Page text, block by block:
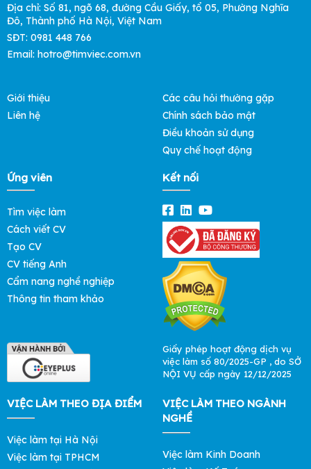
Địa chỉ: Số 81, ngõ 68, đường Cầu Giấy, tổ 05, Phường Nghĩa
Đô, Thành phố Hà Nội, Việt Nam
SĐT: 0981 448 766
Email: hotro@timviec.com.vn
Giới thiệu
Liên hệ
Các câu hỏi thường gặp
Chính sách bảo mật
Điều khoản sử dụng
Quy chế hoạt động
Ứng viên
Tìm việc làm
Cách viết CV
Tạo CV
CV tiếng Anh
Cẩm nang nghề nghiệp
Thông tin tham khảo
Kết nối
Giấy phép hoạt động dịch vụ
việc làm số 80/2025-GP , do SỞ
NỘI VỤ cấp ngày 12/12/2025
VIỆC LÀM THEO ĐỊA ĐIỂM
Việc làm tại Hà Nội
Việc làm tại TPHCM
VIỆC LÀM THEO NGÀNH
NGHỀ
Việc làm Kinh Doanh